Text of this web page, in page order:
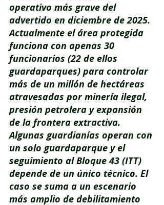
operativo más grave del
advertido en diciembre de 2025.
Actualmente el área protegida
funciona con apenas 30
funcionarios (22 de ellos
guardaparques) para controlar
más de un millón de hectáreas
atravesadas por minería ilegal,
presión petrolera y expansión
de la frontera extractiva.
Algunas guardianías operan con
un solo guardaparque y el
seguimiento al Bloque 43 (ITT)
depende de un único técnico. El
caso se suma a un escenario
más amplio de debilitamiento